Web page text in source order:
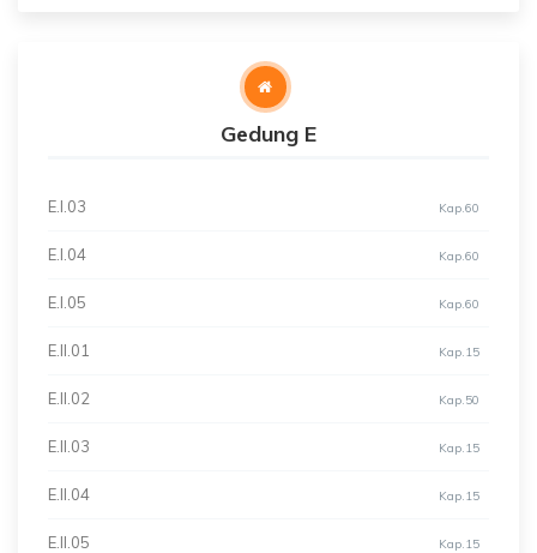
Gedung E
E.I.03 Kap.60
E.I.04 Kap.60
E.I.05 Kap.60
E.II.01 Kap.15
E.II.02 Kap.50
E.II.03 Kap.15
E.II.04 Kap.15
E.II.05 Kap.15